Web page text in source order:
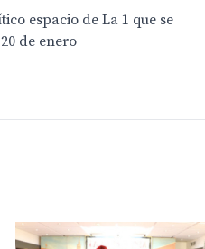
espacio de La 1 que se
de enero